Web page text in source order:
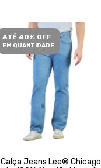
ATÉ 40% OFF
EM QUANTIDADE
Calça Jeans Lee® Chicago